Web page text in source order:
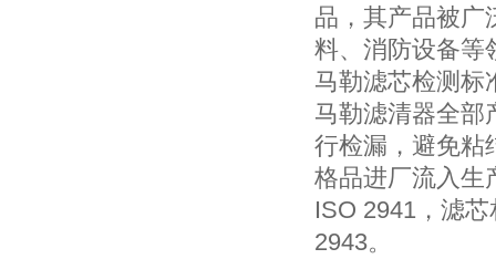
品，其产品被广
料、消防设备等
马勒滤芯检测标
马勒滤清器全部
行检漏，避免粘
格品进厂流入生
ISO 2941，滤
2943。